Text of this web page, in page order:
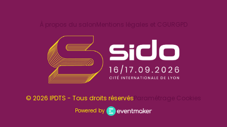
À propos du salonMentions légales et CGURGPD
© 2026 IPDTS - Tous droits réservésParamétrage Cookies
Powered by